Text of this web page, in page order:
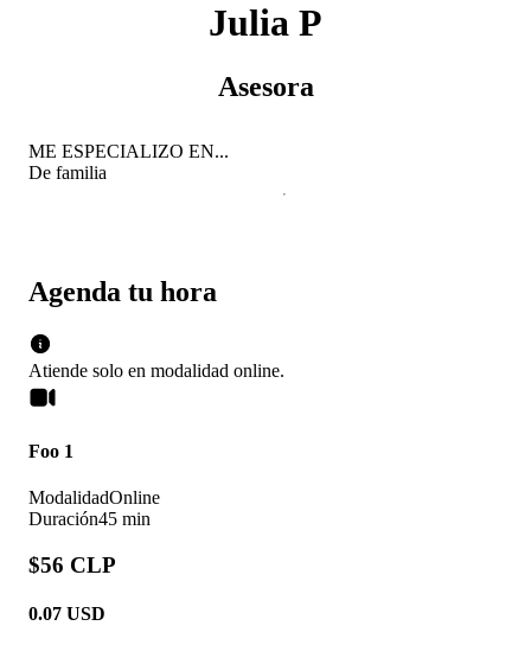
Julia P
Asesora
Agenda tu hora
Atiende solo en modalidad online.
Foo 1
ModalidadOnline
Duración45 min
$56 CLP
0.07 USD
ME ESPECIALIZO EN...
De familia